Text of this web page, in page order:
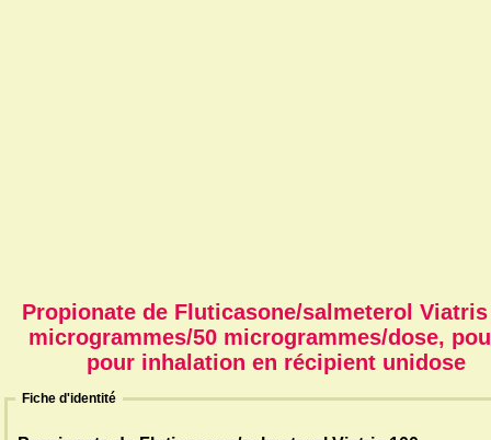
Propionate de Fluticasone/salmeterol Viatris
microgrammes/50 microgrammes/dose,
pour inhalation en récipient unidose
Fiche d'identité